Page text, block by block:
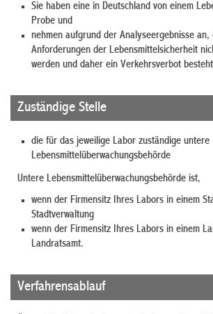
Sie haben eine in Deutschland von einem
Probe und
nehmen aufgrund der Analyseergebnisse an,
Anforderungen der Lebensmittelsicherheit
werden und daher ein Verkehrsverbot
Zuständige Stelle
die für das jeweilige Labor zuständige untere
Lebensmittelüberwachungsbehörde
Untere Lebensmittelüberwachungsbehörde ist,
wenn der Firmensitz Ihres Labors in einem
Stadtverwaltung
wenn der Firmensitz Ihres Labors in einem
Landratsamt.
Verfahrensablauf